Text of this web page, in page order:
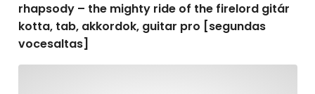
rhapsody – the mighty ride of the firelord gitár
kotta, tab, akkordok, guitar pro [segundas
vocesaltas]